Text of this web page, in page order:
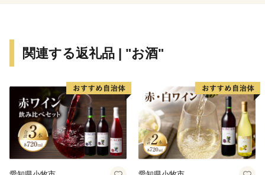
TEL：050-3146-0795（平日 9：00～18：00）
E-Mail：shizukuishi@furusato-bpo.com
………………………………………………………■□■
関連する返礼品 | "お酒"